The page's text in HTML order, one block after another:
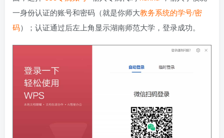
一身份认证的账号和密码（就是你师大教务系统的学号/密
码）；认证通过后左上角显示湖南师范大学，登录成功。